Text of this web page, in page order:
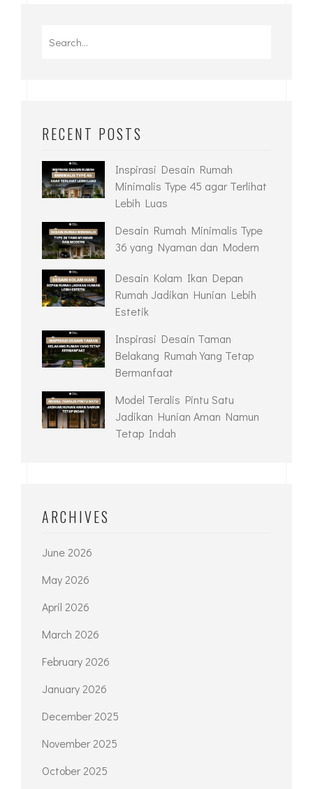
RECENT POSTS
Inspirasi Desain Rumah
Minimalis Type 45 agar Terlihat
Lebih Luas
Desain Rumah Minimalis Type
36 yang Nyaman dan Modern
Desain Kolam Ikan Depan
Rumah Jadikan Hunian Lebih
Estetik
Inspirasi Desain Taman
Belakang Rumah Yang Tetap
Bermanfaat
Model Teralis Pintu Satu
Jadikan Hunian Aman Namun
Tetap Indah
ARCHIVES
June 2026
May 2026
April 2026
March 2026
February 2026
January 2026
December 2025
November 2025
October 2025